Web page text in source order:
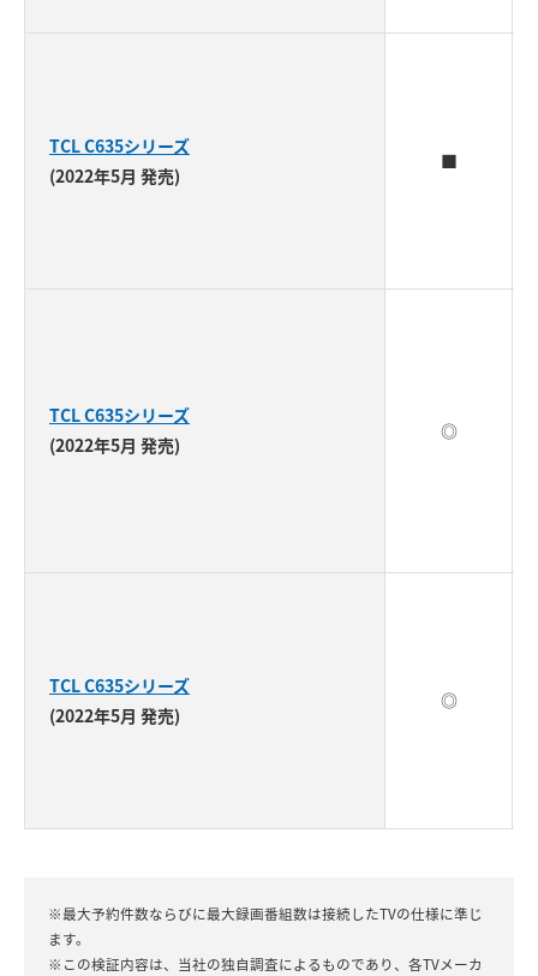
TCL C635シリーズ
(2022年5月 発売)
■
TCL C635シリーズ
(2022年5月 発売)
◎
TCL C635シリーズ
(2022年5月 発売)
◎
※最大予約件数ならびに最大録画番組数は接続したTVの仕様に準じ
ます。
※この検証内容は、当社の独自調査によるものであり、各TVメーカ